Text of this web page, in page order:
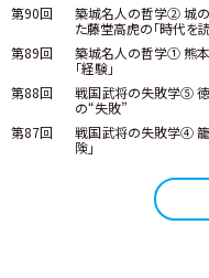
第90回
築城名人の哲学② 城の
た藤堂高虎の「時代を
第89回
築城名人の哲学① 熊本
「経験」
第88回
戦国武将の失敗学⑤
の“失敗”
第87回
戦国武将の失敗学④
険」